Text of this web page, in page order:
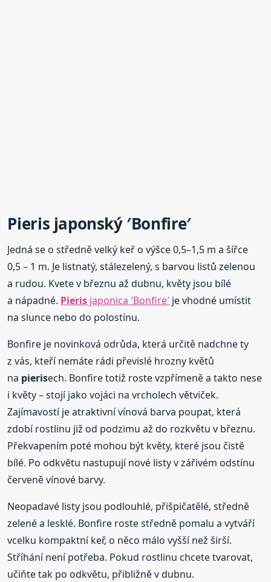
Pieris japonský ′Bonfire′
Jedná se o středně velký keř o výšce 0,5–1,5 m a šířce
0,5 – 1 m. Je listnatý, stálezelený, s barvou listů zelenou
a rudou. Kvete v březnu až dubnu, květy jsou bílé
a nápadné. Pieris japonica ′Bonfire′ je vhodné umístit
na slunce nebo do polostínu.
Bonfire je novinková odrůda, která určitě nadchne ty
z vás, kteří nemáte rádi převislé hrozny květů
na pierisech. Bonfire totiž roste vzpřímeně a takto nese
i květy – stojí jako vojáci na vrcholech větviček.
Zajímavostí je atraktivní vínová barva poupat, která
zdobí rostlinu již od podzimu až do rozkvětu v březnu.
Překvapením poté mohou být květy, které jsou čistě
bílé. Po odkvětu nastupují nové listy v zářivém odstínu
červeně vínové barvy.
Neopadavé listy jsou podlouhlé, přišpičatělé, středně
zelené a lesklé. Bonfire roste středně pomalu a vytváří
vcelku kompaktní keř, o něco málo vyšší než širší.
Stříhání není potřeba. Pokud rostlinu chcete tvarovat,
učiňte tak po odkvětu, přibližně v dubnu.